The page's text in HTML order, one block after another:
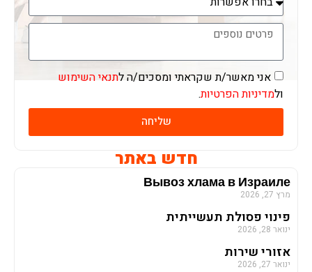
אני מאשר/ת שקראתי ומסכים/ה לתנאי השימוש
ולמדיניות הפרטיות.
שליחה
חדש באתר
Вывоз хлама в Израиле
מרץ 27, 2026
פינוי פסולת תעשייתית
ינואר 28, 2026
אזורי שירות
ינואר 27, 2026